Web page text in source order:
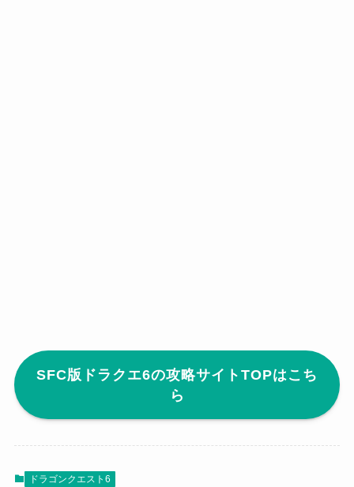
SFC版ドラクエ6の攻略サイトTOPはこち
ら
ドラゴンクエスト6